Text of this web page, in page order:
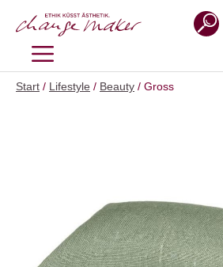
Inhalt
MENÜ
Start / Lifestyle / Beauty / Gross